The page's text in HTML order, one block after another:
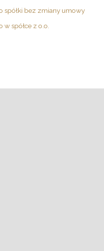
spółki bez zmiany umowy
spółce z o.o.